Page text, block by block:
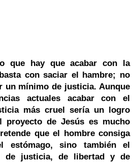
hay que acabar con la
con saciar el hambre; no
un mínimo de justicia. Aunque
actuales acabar con el
más cruel sería un logro
proyecto de Jesús es mucho
que el hombre consiga
estómago, sino también el
de justicia, de libertad y de